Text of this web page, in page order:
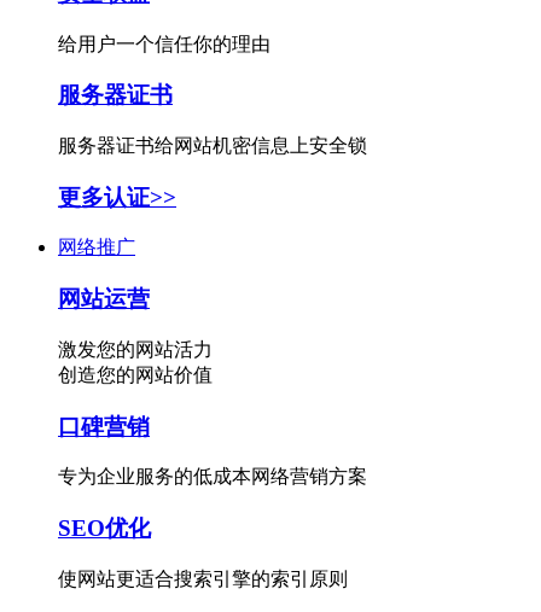
给用户一个信任你的理由
服务器证书
服务器证书给网站机密信息上安全锁
更多认证>>
网络推广
网站运营
激发您的网站活力
创造您的网站价值
口碑营销
专为企业服务的低成本网络营销方案
SEO优化
使网站更适合搜索引擎的索引原则